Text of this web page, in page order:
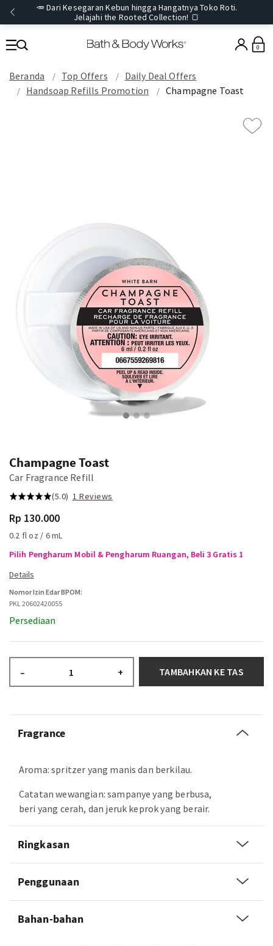
🥕 Dari Kesegaran Kebun hingga Hangatnya Toko Roti.
Jelajahi the Rooted Collection! 🍞
0
Beranda Top Offers
Daily Deal Offers
Handsoap Refills Promotion
Champagne Toast
Champagne Toast
Car Fragrance Refill
(5.0) 1 Reviews
Rp 130.000
0.2 fl oz / 6 mL
Pilih Pengharum Mobil & Pengharum Ruangan, Beli 3 Gratis 1
Nomor Izin Edar BPOM:
PKL 20602420055
Persediaan
– + TAMBAHKAN KE TAS
Fragrance
Aroma: spritzer yang manis dan berkilau.
Catatan wewangian: sampanye yang berbusa,
beri yang cerah, dan jeruk keprok yang berair.
Ringkasan
Penggunaan
Bahan-bahan